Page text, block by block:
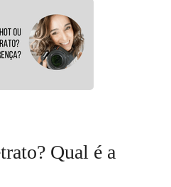
Qual é a